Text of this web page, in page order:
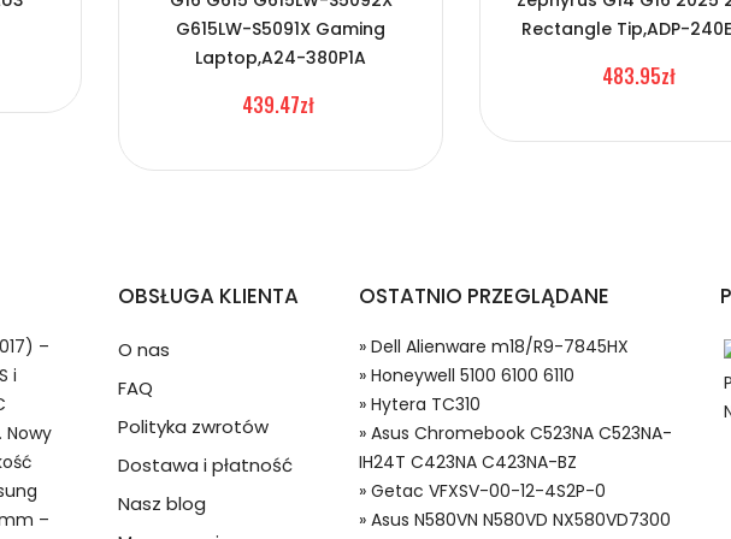
do Laptopa Dell DA330PM190
kupujących w systemie PayPal możesz odzyskać całkowitą wartość
do Ciebie nie dotrze lub będzie się znacznie różnić od opisu.
G615LW-S5091X Gaming
Laptop,A24-380P1A
439.47zł
Rectangle Tip,ADP-
483.95zł
–
i
Nowy
–
OBSŁUGA KLIENTA
O nas
FAQ
Polityka zwrotów
Dostawa i płatność
Nasz blog
OSTATNIO PRZEGLĄDANE
» Dell Alienware m18/R9-7845HX
» Honeywell 5100 6100 6110
» Hytera TC310
» Asus Chromebook C523NA C523NA-
IH24T C423NA C423NA-BZ
» Getac VFXSV-00-12-4S2P-0
» Asus N580VN N580VD NX580VD7300